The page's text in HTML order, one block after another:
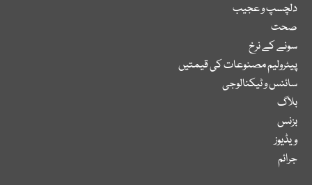
دلچسپ و عجیب
صحت
سونے کے نرخ
پیٹرولیم مصنوعات کی قیمتیں
سائنس و ٹیکنالوجی
بلاگ
بزنس
ویڈیوز
جرائم